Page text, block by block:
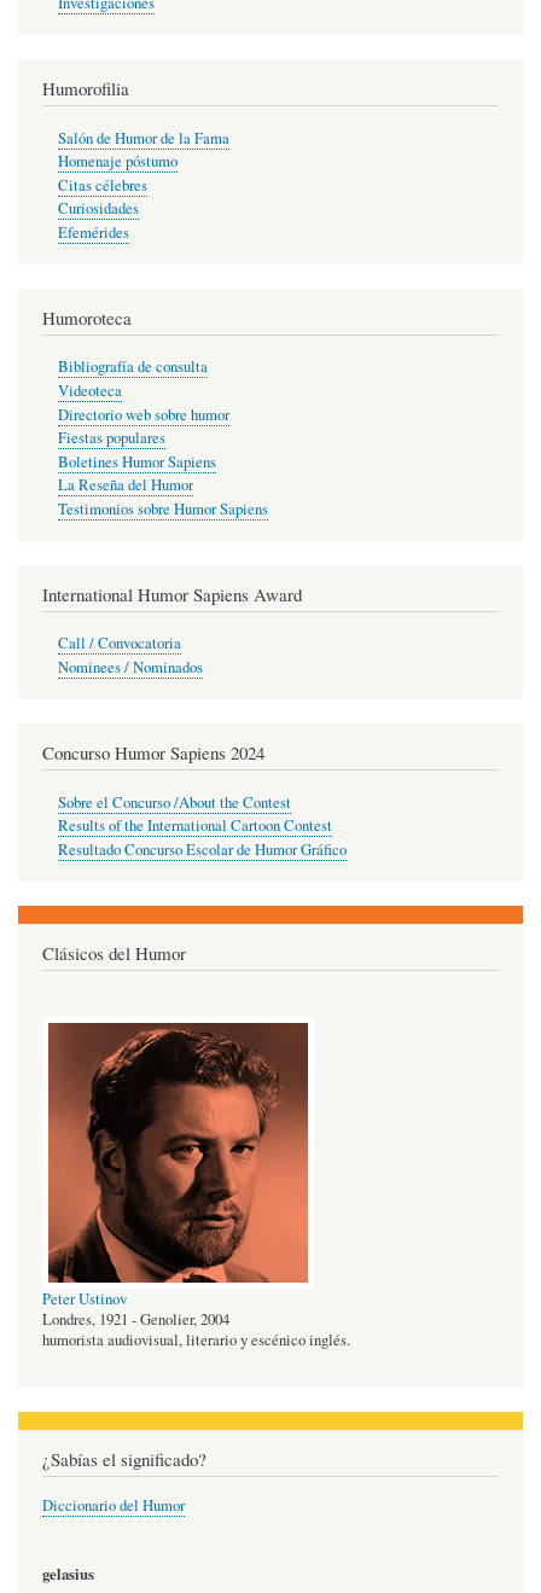
Humorofilia
Salón de Humor de la Fama
Homenaje póstumo
Citas célebres
Curiosidades
Efemérides
Humoroteca
Bibliografía de consulta
Videoteca
Directorio web sobre humor
Fiestas populares
Boletines Humor Sapiens
La Reseña del Humor
Testimonios sobre Humor Sapiens
International Humor Sapiens Award
Call / Convocatoria
Nominees / Nominados
Concurso Humor Sapiens 2024
Sobre el Concurso /About the Contest
Results of the International Cartoon Contest
Resultado Concurso Escolar de Humor Gráfico
Clásicos del Humor
Peter Ustinov
Londres, 1921 - Genolier, 2004
humorista audiovisual, literario y escénico inglés.
¿Sabías el significado?
Diccionario del Humor
gelasius